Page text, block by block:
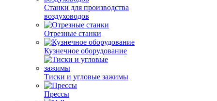
Станки для производства
воздуховодов
Отрезные станки
Кузнечное оборудование
Тиски и угловые зажимы
Прессы